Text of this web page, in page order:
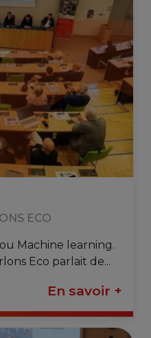
ECO
Machine learning.
Eco parlait de...
En savoir +